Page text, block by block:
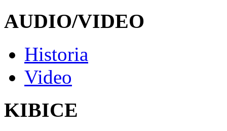
AUDIO/VIDEO
Historia
Video
KIBICE